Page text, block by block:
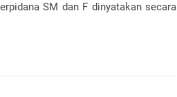
SM dan F dinyatakan secara